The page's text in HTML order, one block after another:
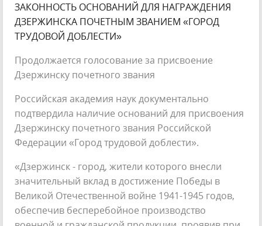
ЗАКОННОСТЬ ОСНОВАНИЙ ДЛЯ НАГРАЖДЕНИЯ
ДЗЕРЖИНСКА ПОЧЕТНЫМ ЗВАНИЕМ «ГОРОД
ТРУДОВОЙ ДОБЛЕСТИ»
Продолжается голосование за присвоение
Дзержинску почетного звания
Российская академия наук документально
подтвердила наличие оснований для присвоения
Дзержинску почетного звания Российской
Федерации «Город трудовой доблести».
«Дзержинск - город, жители которого внесли
значительный вклад в достижение Победы в
Великой Отечественной войне 1941-1945 годов,
обеспечив бесперебойное производство